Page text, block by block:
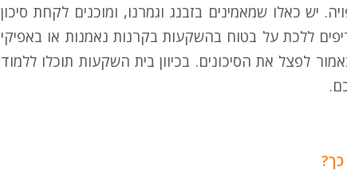
יש כאלו שמאמינים בזבנג וגמרנו, ומוכנים לקחת סיכון
ללכת על בטוח בהשקעות בקרנות נאמנות או באפיקי
לפצל את הסיכונים. בכיוון בית השקעות תוכלו ללמוד